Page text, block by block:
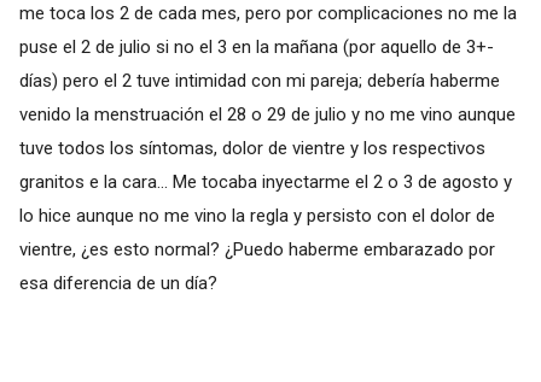
me toca los 2 de cada mes, pero por complicaciones no me la
puse el 2 de julio si no el 3 en la mañana (por aquello de 3+-
días) pero el 2 tuve intimidad con mi pareja; debería haberme
venido la menstruación el 28 o 29 de julio y no me vino aunque
tuve todos los síntomas, dolor de vientre y los respectivos
granitos e la cara... Me tocaba inyectarme el 2 o 3 de agosto y
lo hice aunque no me vino la regla y persisto con el dolor de
vientre, ¿es esto normal? ¿Puedo haberme embarazado por
esa diferencia de un día?